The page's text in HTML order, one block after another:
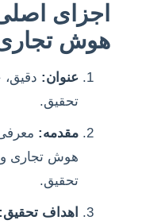
اجزای
هوش
عنوان:
تحقیق.
مقدمه:
هوش تجاری و
تحقیق.
اهداف تحقیق: